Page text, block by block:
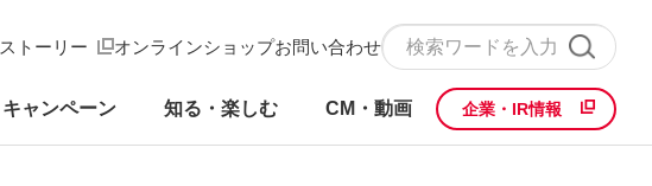
ストーリー オンラインショップお問い合わせ
キャンペーン 知る・楽しむ CM・動画 企業・IR情報